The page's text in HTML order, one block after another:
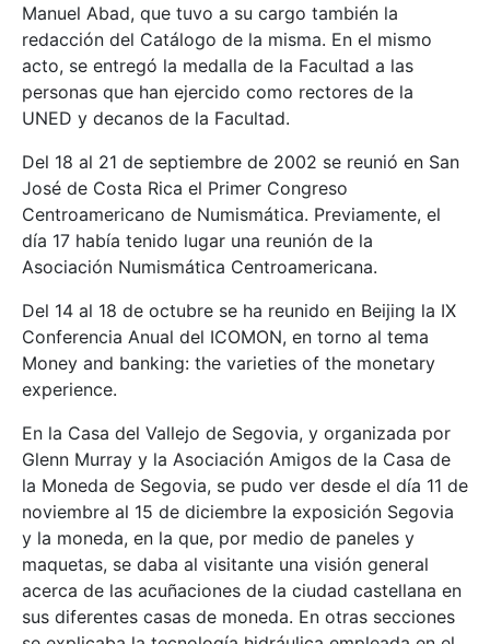
Manuel Abad, que tuvo a su cargo también la
redacción del Catálogo de la misma. En el mismo
acto, se entregó la medalla de la Facultad a las
personas que han ejercido como rectores de la
UNED y decanos de la Facultad.
Del 18 al 21 de septiembre de 2002 se reunió en San
José de Costa Rica el Primer Congreso
Centroamericano de Numismática. Previamente, el
día 17 había tenido lugar una reunión de la
Asociación Numismática Centroamericana.
Del 14 al 18 de octubre se ha reunido en Beijing la IX
Conferencia Anual del ICOMON, en torno al tema
Money and banking: the varieties of the monetary
experience.
En la Casa del Vallejo de Segovia, y organizada por
Glenn Murray y la Asociación Amigos de la Casa de
la Moneda de Segovia, se pudo ver desde el día 11 de
noviembre al 15 de diciembre la exposición Segovia
y la moneda, en la que, por medio de paneles y
maquetas, se daba al visitante una visión general
acerca de las acuñaciones de la ciudad castellana en
sus diferentes casas de moneda. En otras secciones